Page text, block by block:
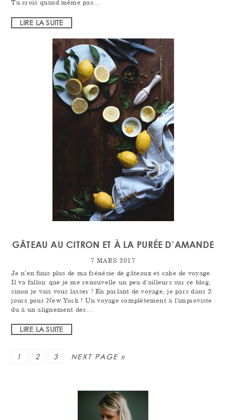
Tu crois quand même pas…
LIRE LA SUITE
GÂTEAU AU CITRON ET À LA PURÉE D’AMANDE
7 MARS 2017
Je n’en finis plus de ma frénésie de gâteaux et cake de voyage.
Il va falloir que je me renouvelle un peu d’ailleurs sur ce blog,
sinon je vais vous lasser ! En parlant de voyage, je pars dans 2
jours pour New York ! Un voyage complètement à l’improviste
du à un alignement des…
LIRE LA SUITE
PAGE
1 PAGE
2 PAGE
3 NEXT PAGE »